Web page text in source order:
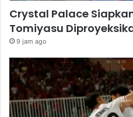
Crystal Palace
Tomiyasu
9 jam ago